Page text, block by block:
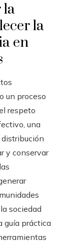
la
la
en
un proceso
respeto
una
y conservar
sociedad
guía práctica